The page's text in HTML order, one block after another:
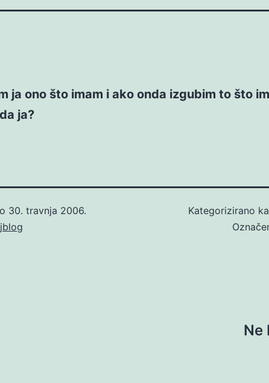
ja ono što imam i ako onda izgubim to što
ja?
30. travnja 2006.
Kategorizirano
Ne